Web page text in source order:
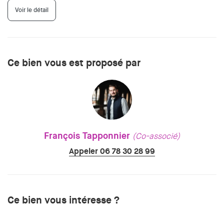
Voir le détail
Ce bien vous est proposé par
François Tapponnier (Co-associé)
Appeler 06 78 30 28 99
Ce bien vous intéresse ?